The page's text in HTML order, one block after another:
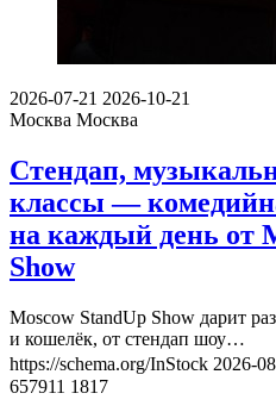
2026-07-21 2026-10-21
Москва Москва
Стендап,
классы —
на каждый день от
Show
Moscow StandUp Show дарит
и кошелёк, от стендап шоу…
https://schema.org/InStock 2026-
657911 1817